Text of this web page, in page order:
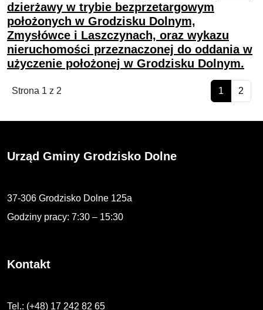
dzierżawy w trybie bezprzetargowym
położonych w Grodzisku Dolnym,
Zmysłówce i Laszczynach, oraz wykazu
nieruchomości przeznaczonej do oddania w
użyczenie położonej w Grodzisku Dolnym.
Strona 1 z 2 1 2
Urząd Gminy Grodzisko Dolne
37-306 Grodzisko Dolne 125a
Godziny pracy: 7:30 – 15:30
Kontakt
Tel.: (+48) 17 242 82 65